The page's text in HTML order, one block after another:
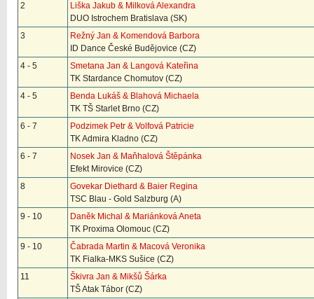
2
Liška Jakub & Milková Alexandra
DUO Istrochem Bratislava (SK)
3
Režný Jan & Komendová Barbora
ID Dance České Budějovice (CZ)
4 - 5
Smetana Jan & Langová Kateřina
TK Stardance Chomutov (CZ)
4 - 5
Benda Lukáš & Blahová Michaela
TK TŠ Starlet Brno (CZ)
6 - 7
Podzimek Petr & Volfová Patricie
TK Admira Kladno (CZ)
6 - 7
Nosek Jan & Maňhalová Štěpánka
Efekt Mirovice (CZ)
8
Govekar Diethard & Baier Regina
TSC Blau - Gold Salzburg (A)
9 - 10
Daněk Michal & Mariánková Aneta
TK Proxima Olomouc (CZ)
9 - 10
Čabrada Martin & Macová Veronika
TK Fialka-MKS Sušice (CZ)
11
Škivra Jan & Mikšů Šárka
TŠ Atak Tábor (CZ)